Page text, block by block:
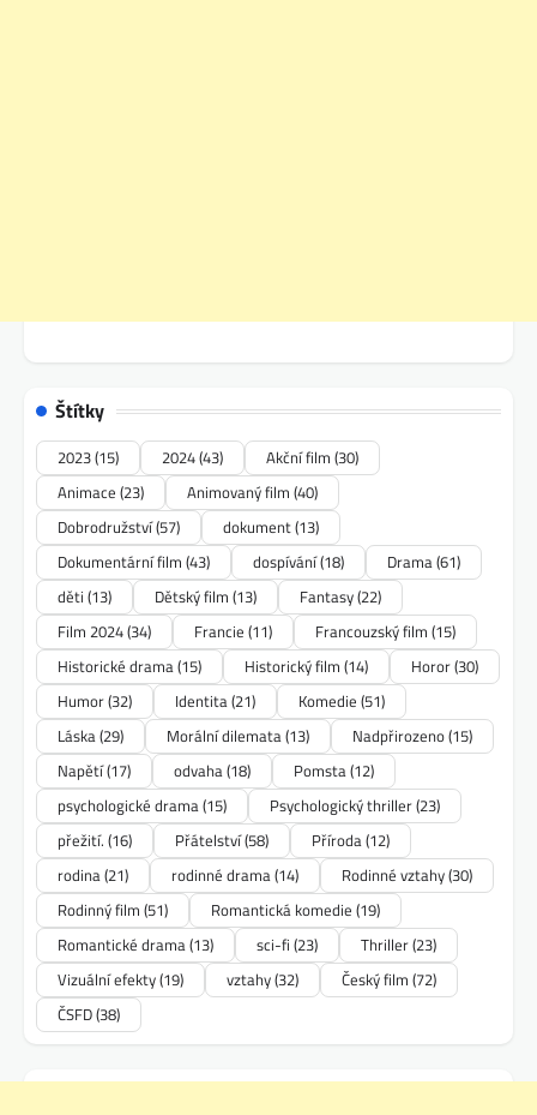
Štítky
2023(15) 2024(43) Akční film (30)
Animace (23) Animovaný film (40)
Dobrodružství(57) dokument(13)
Dokumentární film (43) dospívání(18) Drama(61)
děti (13) Dětský film (13) Fantasy(22)
Film 2024(34) Francie (11) Francouzský film (15)
Historické drama(15) Historický film (14) Horor(30)
Humor(32) Identita(21) Komedie (51)
Láska(29) Morální dilemata(13) Nadpřirozeno(15)
Napětí(17) odvaha(18) Pomsta(12)
psychologické drama(15) Psychologický thriller(23)
přežití. (16) Přátelství(58) Příroda(12)
rodina(21) rodinné drama(14) Rodinné vztahy(30)
Rodinný film (51) Romantická komedie (19)
Romantické drama(13) sci-fi (23) Thriller(23)
Vizuální efekty(19) vztahy(32) Český film (72)
ČSFD(38)